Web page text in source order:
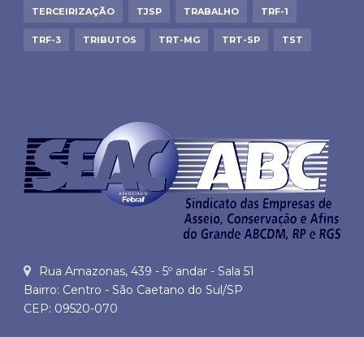
TERCEIRIZAÇÃO TJSP TRABALHO TRF-1
TRF-3 TRIBUTOS TRT-MG TRT-SP TST
Rua Amazonas, 439 - 5º andar - Sala 51
Bairro: Centro - São Caetano do Sul/SP
CEP: 09520-070